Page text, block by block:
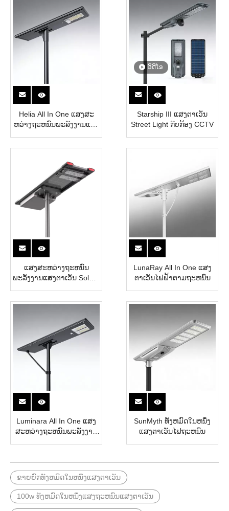
Helia All In One ແສງສະ
ຫວ່າງຖະຫນົນພະລັງງານແສງ
ວິດີໂອ
Starship III ແສງຕາເວັນ
Street Light ກັບກ້ອງ CCTV
ແສງສະຫວ່າງຖະຫນົນ
ພະລັງງານແສງຕາເວັນ Solara
LunaRay All In One ແສງ
ຕາເວັນໄຟຟ້າຕາມຖະຫນົນ
Luminara All In One ແສງ
ສະຫວ່າງຖະຫນົນພະລັງງານ
SunMyth ທັງຫມົດໃນຫນຶ່ງ
ແສງຕາເວັນໄຟຖະຫນົນ
ຂາຍຍົກທັງຫມົດໃນຫນຶ່ງແສງຕາເວັນ
100w ທັງຫມົດໃນຫນຶ່ງແສງຖະຫນົນແສງຕາເວັນ